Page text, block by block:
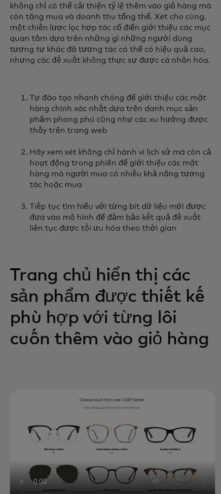
không chỉ có thể cải thiện tỷ lệ thêm vào giỏ hàng mà
còn tăng mua và doanh thu tổng thể. Xét cho cùng,
một chiến lược lọc hợp tác cổ điển giới thiệu các mục
quan tâm dựa trên những gì những người dùng
tương tự khác đã tương tác có thể có hiệu quả cao,
nhưng các đề xuất không thực sự được cá nhân hóa.
Tự đào tạo nhanh chóng để giới thiệu các mặt
hàng chính xác nhất dựa trên danh mục sản
phẩm phong phú cũng như các xu hướng được
thấy trên trang web
Hãy xem xét không chỉ hành vi lịch sử mà còn cả
hoạt động trong phiên để giới thiệu các mặt
hàng mà người mua có nhiều khả năng tương
tác hoặc mua
Tiếp tục tìm hiểu với từng bit dữ liệu mới được
đưa vào mô hình để đảm bảo kết quả đề xuất
liên tục được tối ưu hóa theo thời gian
Trang chủ hiển thị các
sản phẩm được thiết kế
phù hợp với từng lôi
cuốn thêm vào giỏ hàng